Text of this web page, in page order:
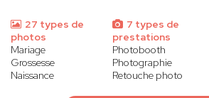
27 types de
photos
Mariage
Grossesse
Naissance
7 types de
prestations
Photobooth
Photographie
Retouche photo